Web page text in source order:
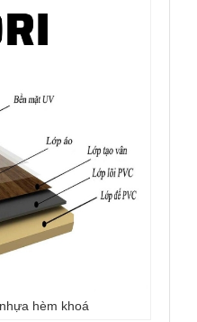
hèm khoá